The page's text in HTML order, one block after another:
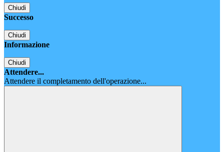
Chiudi
Successo
Chiudi
Informazione
Chiudi
Attendere...
Attendere il completamento dell'operazione...